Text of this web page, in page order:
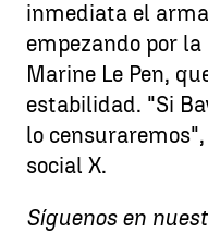
inmediata el
empezando por
Marine Le Pen,
estabilidad. "Si
lo
social X.
Síguenos en